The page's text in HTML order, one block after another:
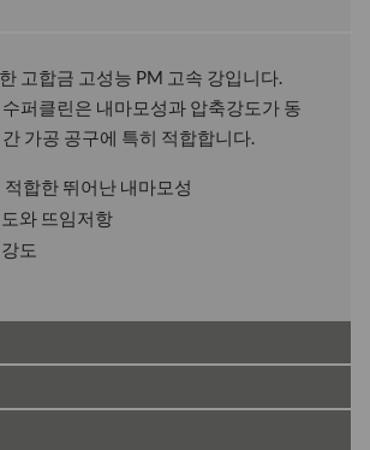
고합금 고성능 PM 고속 강입니다.
퍼클린은 내마모성과 압축강도가 동
가공 공구에 특히 적합합니다.
적합한 뛰어난 내마모성
와 뜨임저항
도